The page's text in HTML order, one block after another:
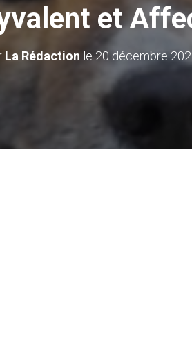
et
La Rédaction le 20 décembre